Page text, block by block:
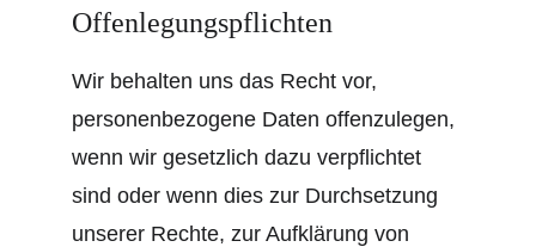
Offenlegungspflichten
Wir behalten uns das Recht vor,
personenbezogene Daten offenzulegen,
wenn wir gesetzlich dazu verpflichtet
sind oder wenn dies zur Durchsetzung
unserer Rechte, zur Aufklärung von